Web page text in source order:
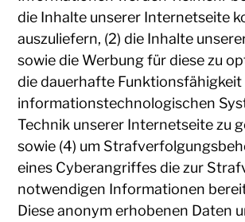
die Inhalte unserer Internetseite
auszuliefern, (2) die Inhalte
sowie die Werbung für diese zu
die dauerhafte Funktionsfähigkeit
informationstechnologischen
Technik unserer Internetseite zu
sowie (4) um
eines Cyberangriffes die zur
notwendigen Informationen
Diese anonym erhobenen Daten